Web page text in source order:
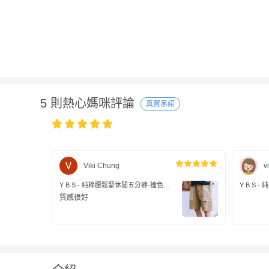
5 則熱心媽咪評論 真實承諾
Viki Chung
Y B S - 純棉腰鬆緊休閒五分褲-撞色口
袋-卡其色
質感很好
Y B S -